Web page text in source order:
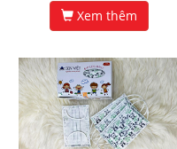
Xem thêm